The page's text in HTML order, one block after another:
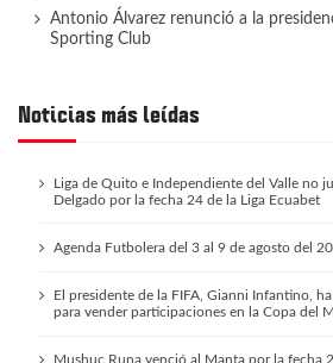
Antonio Álvarez renunció a la
Sporting Club
Noticias más leídas
Liga de Quito e Independiente del Valle no
Delgado por la fecha 24 de la Liga Ecuabet
Agenda Futbolera del 3 al 9 de agosto del
El presidente de la FIFA, Gianni Infantino,
para vender participaciones en la Copa del
Mushuc Runa venció al Manta por la fecha